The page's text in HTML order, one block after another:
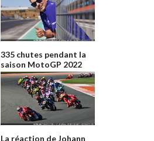
335 chutes pendant la
saison MotoGP 2022
La réaction de Johann